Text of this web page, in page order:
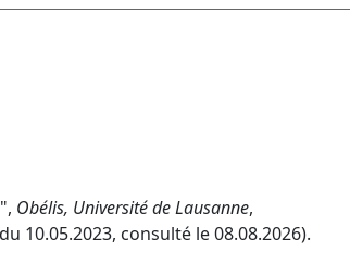
Obélis, Université de Lausanne,
10.05.2023, consulté le 08.08.2026).